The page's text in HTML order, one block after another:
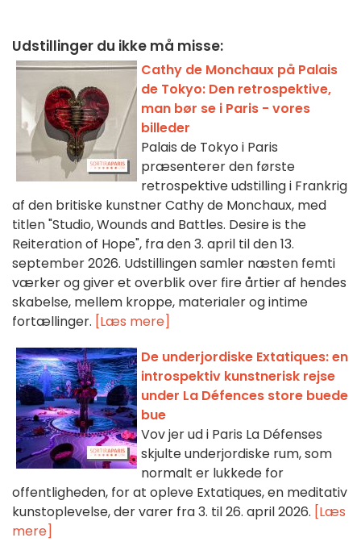
Udstillinger du ikke må misse:
Cathy de Monchaux på Palais
de Tokyo: Den retrospektive,
man bør se i Paris - vores
billeder
Palais de Tokyo i Paris
præsenterer den første
retrospektive udstilling i Frankrig
af den britiske kunstner Cathy de Monchaux, med
titlen "Studio, Wounds and Battles. Desire is the
Reiteration of Hope", fra den 3. april til den 13.
september 2026. Udstillingen samler næsten femti
værker og giver et overblik over fire årtier af hendes
skabelse, mellem kroppe, materialer og intime
fortællinger. [Læs mere]
De underjordiske Extatiques: en
introspektiv kunstnerisk rejse
under La Défences store buede
bue
Vov jer ud i Paris La Défenses
skjulte underjordiske rum, som
normalt er lukkede for
offentligheden, for at opleve Extatiques, en meditativ
kunstoplevelse, der varer fra 3. til 26. april 2026. [Læs
mere]